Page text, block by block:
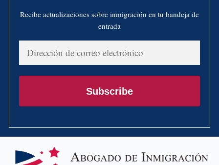
Recibe actualizaciones sobre inmigración en tu bandeja de
entrada
Dirección
correo
Subscribe